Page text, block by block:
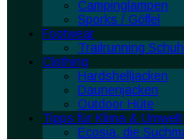
Campinglampen
Sporks / Göffel
Footwear
Trailrunning
Clothing
Hardshelljacken
Daunenjacken
Outdoor Hüte
Tipps für Klima & Umwelt
Ecosia, die